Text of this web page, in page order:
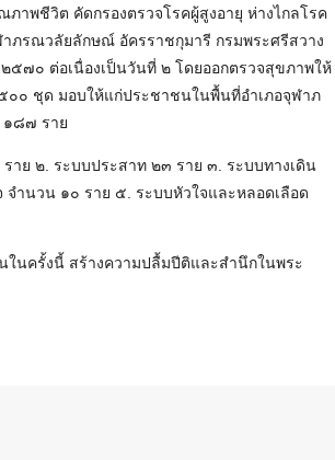
าพชีวิต คัดกรองตรวจโรคผู้สูงอายุ ห่างไกลโรค
าภรณวลัยลักษณ์ อัครราชกุมารี กรมพระศรีสวาง
๗๐ ต่อเนื่องเป็นวันที่ ๒ โดยออกตรวจสุขภาพให้
๐ ชุด มอบให้แก่ประชาชนในพื้นที่อำเภอจุฬาภ
๑๘๗ ราย
ย ๒. ระบบประสาท ๒๓ ราย ๓. ระบบทางเดิน
ำนวน ๑๐ ราย ๕. ระบบหัวใจและหลอดเลือด
นครั้งนี้ สร้างความปลื้มปีติและสำนึกในพระ